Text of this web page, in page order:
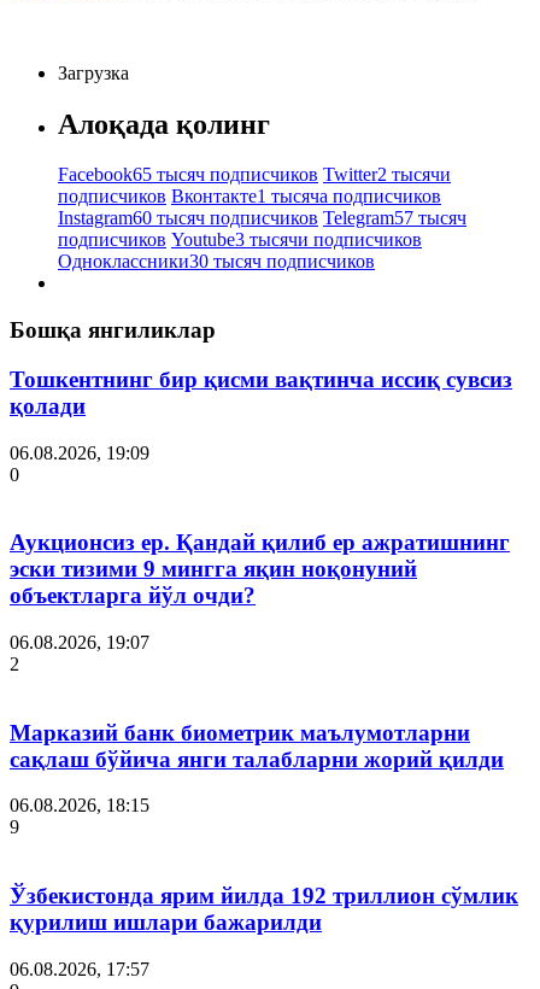
Загрузка
Алоқада қолинг
Facebook65 тысяч подписчиков Twitter2 тысячи
подписчиков Вконтакте1 тысяча подписчиков
Instagram60 тысяч подписчиков Telegram57 тысяч
подписчиков Youtube3 тысячи подписчиков
Одноклассники30 тысяч подписчиков
Бошқа янгиликлар
Тошкентнинг бир қисми вақтинча иссиқ сувсиз
қолади
06.08.2026, 19:09
0
Аукционсиз ер. Қандай қилиб ер ажратишнинг
эски тизими 9 мингга яқин ноқонуний
объектларга йўл очди?
06.08.2026, 19:07
2
Марказий банк биометрик маълумотларни
сақлаш бўйича янги талабларни жорий қилди
06.08.2026, 18:15
9
Ўзбекистонда ярим йилда 192 триллион сўмлик
қурилиш ишлари бажарилди
06.08.2026, 17:57